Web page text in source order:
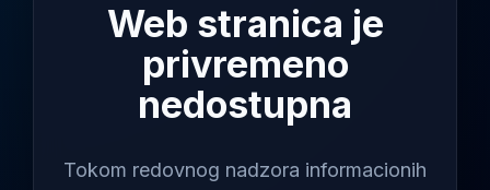
Web stranica je
privremeno
nedostupna
Tokom redovnog nadzora informacionih